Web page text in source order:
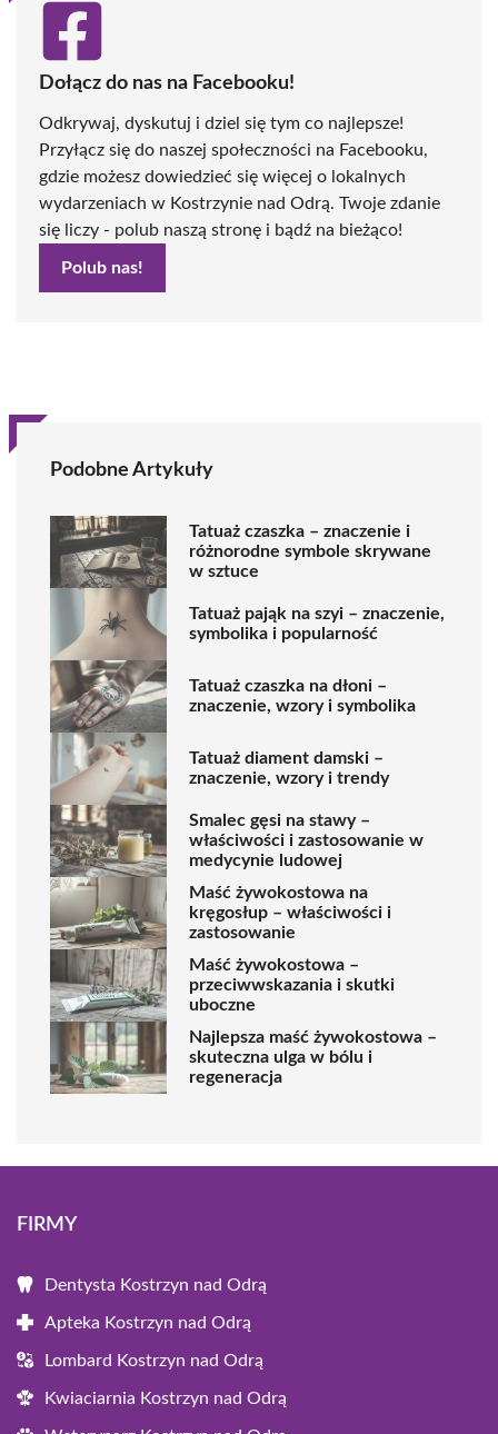
Dołącz do nas na Facebooku!
Odkrywaj, dyskutuj i dziel się tym co najlepsze!
Przyłącz się do naszej społeczności na Facebooku,
gdzie możesz dowiedzieć się więcej o lokalnych
wydarzeniach w Kostrzynie nad Odrą. Twoje zdanie
się liczy - polub naszą stronę i bądź na bieżąco!
Polub nas!
Podobne Artykuły
Tatuaż czaszka – znaczenie i
różnorodne symbole skrywane
w sztuce
Tatuaż pająk na szyi – znaczenie,
symbolika i popularność
Tatuaż czaszka na dłoni –
znaczenie, wzory i symbolika
Tatuaż diament damski –
znaczenie, wzory i trendy
Smalec gęsi na stawy –
właściwości i zastosowanie w
medycynie ludowej
Maść żywokostowa na
kręgosłup – właściwości i
zastosowanie
Maść żywokostowa –
przeciwwskazania i skutki
uboczne
Najlepsza maść żywokostowa –
skuteczna ulga w bólu i
regeneracja
FIRMY
Dentysta Kostrzyn nad Odrą
Apteka Kostrzyn nad Odrą
Lombard Kostrzyn nad Odrą
Kwiaciarnia Kostrzyn nad Odrą